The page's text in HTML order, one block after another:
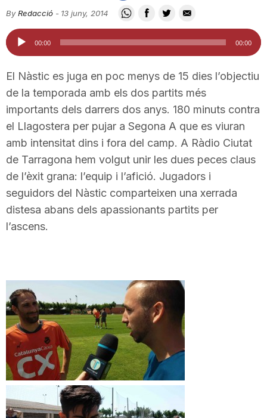
i
t
a
d
T
a
r
By Redacció - 13 juny, 2014
Reproductor
d'àudio
00:00 00:00
El Nàstic es juga en poc menys de 15 dies l’objectiu
de la temporada amb els dos partits més
importants dels darrers dos anys. 180 minuts contra
el Llagostera per pujar a Segona A que es viuran
amb intensitat dins i fora del camp. A Ràdio Ciutat
de Tarragona hem volgut unir les dues peces claus
de l’èxit grana: l’equip i l’afició. Jugadors i
seguidors del Nàstic comparteixen una xerrada
distesa abans dels apassionants partits per
l’ascens.